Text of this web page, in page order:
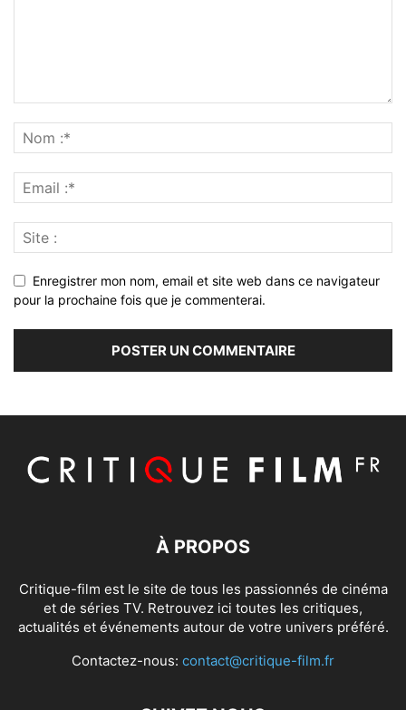
Enregistrer mon nom, email et site web dans ce navigateur
pour la prochaine fois que je commenterai.
À PROPOS
Critique-film est le site de tous les passionnés de cinéma
et de séries TV. Retrouvez ici toutes les critiques,
actualités et événements autour de votre univers préféré.
Contactez-nous: contact@critique-film.fr